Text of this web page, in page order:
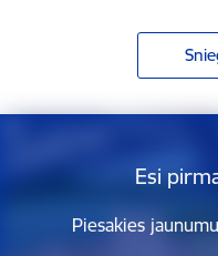
Esi
Piesakies